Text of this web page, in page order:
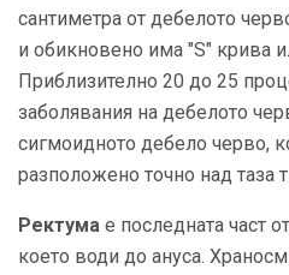
сантиметра от дебелото
и обикновено има "S" крива
Приблизително 20 до 25
заболявания на дебелото
сигмоидното дебело черво,
разположено точно над таза
Ректума е последната част
което води до ануса.